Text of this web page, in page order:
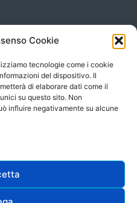
Cookie
tecnologie come i cookie
del dispositivo. Il
di elaborare dati come il
su questo sito. Non
influire negativamente su alcune
info@televita.it
sviluppo: